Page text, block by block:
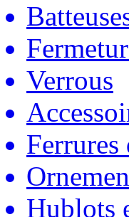
Verrous
Ferrures
Hublots